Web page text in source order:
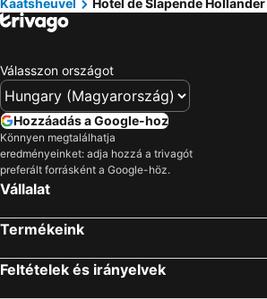
Kaatsheuvel
Hotel de Slapende Hollander
Válasszon országot
Hozzáadás a Google-hoz
Könnyen megtalálhatja
eredményeinket: adja hozzá a trivagót
preferált forrásként a Google-höz.
Vállalat
Termékeink
Feltételek és irányelvek